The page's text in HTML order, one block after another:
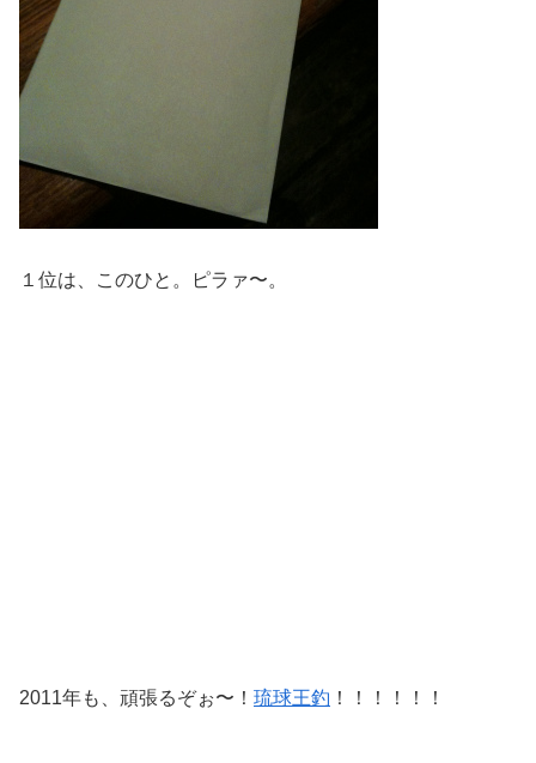
１位は、このひと。ピラァ〜。
2011年も、頑張るぞぉ〜！ 琉球王釣 ！！！！！！